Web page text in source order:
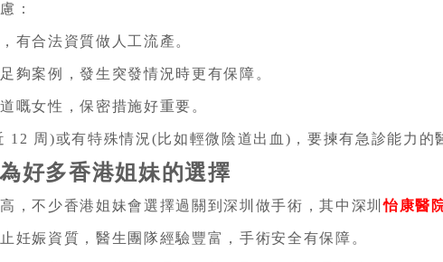
：
有合法資質做人工流產。
夠案例，發生突發情況時更有保障。
嘅女性，保密措施好重要。
12 周)或有特殊情況(比如輕微陰道出血)，要揀有急診能力的
好多香港姐妹的選擇
，不少香港姐妹會選擇過關到深圳做手術，其中深圳怡康醫
妊娠資質，醫生團隊經驗豐富，手術安全有保障。